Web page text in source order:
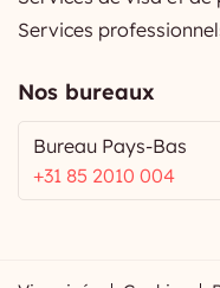
Services
Nos bureaux
Bureau Pays-Bas
+31 85 2010 004